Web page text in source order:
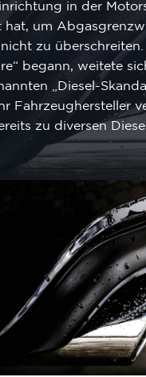
in der
hat, um
zu
begann, weitete
„Diesel-
Fahrzeughersteller
zu diversen